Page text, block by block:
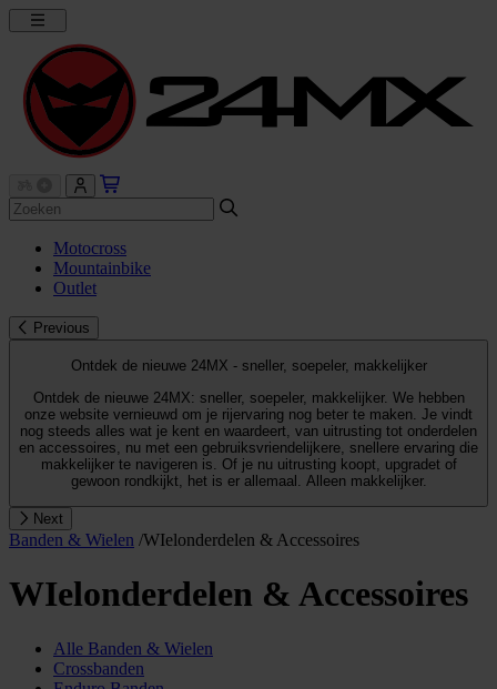
Motocross
Mountainbike
Outlet
Previous
Ontdek de nieuwe 24MX - sneller, soepeler, makkelijker
Ontdek de nieuwe 24MX: sneller, soepeler, makkelijker. We hebben
onze website vernieuwd om je rijervaring nog beter te maken. Je vindt
nog steeds alles wat je kent en waardeert, van uitrusting tot onderdelen
en accessoires, nu met een gebruiksvriendelijkere, snellere ervaring die
makkelijker te navigeren is. Of je nu uitrusting koopt, upgradet of
gewoon rondkijkt, het is er allemaal. Alleen makkelijker.
Next
Banden & Wielen /WIelonderdelen & Accessoires
WIelonderdelen & Accessoires
Alle Banden & Wielen
Crossbanden